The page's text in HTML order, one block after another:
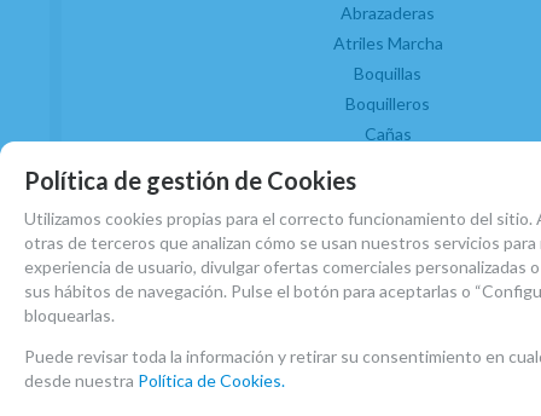
Abrazaderas
Atriles Marcha
Boquillas
Boquilleros
Cañas
Cortacañas
Estuches Guardacañas
Estuches Instrumento
Limpiadores
Política de gestión de Cookies
Utilizamos cookies propias para el correcto funcionamiento del sitio.
otras de terceros que analizan cómo se usan nuestros servicios para
experiencia de usuario, divulgar ofertas comerciales personalizadas
sus hábitos de navegación. Pulse el botón para aceptarlas o
bloquearlas.
Puede revisar toda la información y retirar su consentimiento en
desde nuestra Política de Cookies.